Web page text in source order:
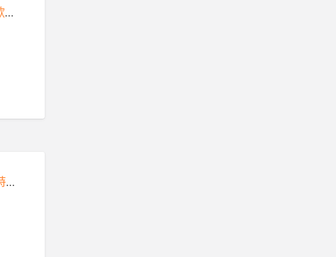
台中旅遊、住宿、包車找薇她，商務、短租也歡迎洽詢
台中赏花-新社樱花季粉嫩登场，Booking逢甲特色住宿优惠中